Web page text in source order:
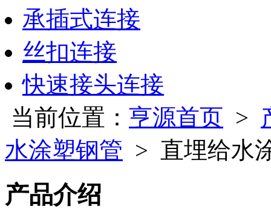
承插式连接
丝扣连接
快速接头连接
当前位置： 亨源首页 >
水涂塑钢管 > 直埋给水
产品介绍